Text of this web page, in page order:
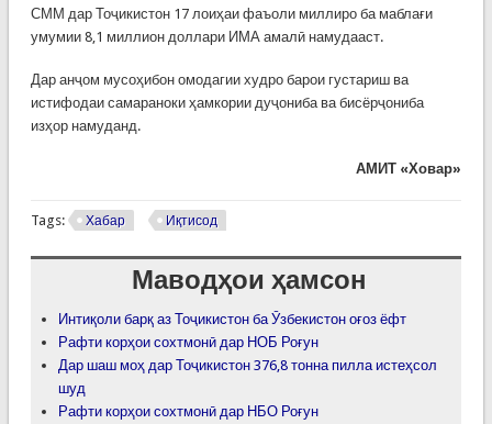
СММ дар Тоҷикистон 17 лоиҳаи фаъоли миллиро ба маблағи
умумии 8,1 миллион доллари ИМА амалӣ намудааст.
Дар анҷом мусоҳибон омодагии худро барои густариш ва
истифодаи самараноки ҳамкории дуҷониба ва бисёрҷониба
изҳор намуданд.
АМИТ «Ховар»
Tags: Хабар Иқтисод
Маводҳои ҳамсон
Интиқоли барқ аз Тоҷикистон ба Ӯзбекистон оғоз ёфт
Рафти корҳои сохтмонӣ дар НОБ Роғун
Дар шаш моҳ дар Тоҷикистон 376,8 тонна пилла истеҳсол
шуд
Рафти корҳои сохтмонӣ дар НБО Роғун